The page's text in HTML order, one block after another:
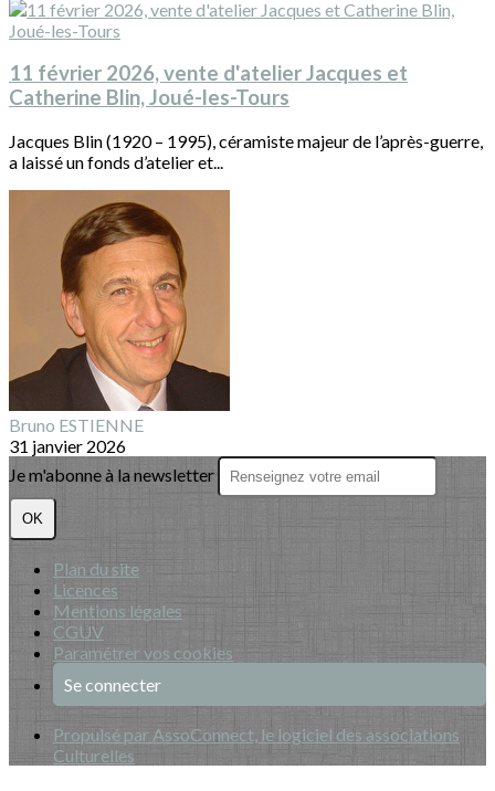
11 février 2026, vente d'atelier Jacques et
Catherine Blin, Joué-les-Tours
Jacques Blin (1920 – 1995), céramiste majeur de l’après-guerre,
a laissé un fonds d’atelier et...
Bruno ESTIENNE
31 janvier 2026
Je m'abonne à la newsletter
OK
Plan du site
Licences
Mentions légales
CGUV
Paramétrer vos cookies
Se connecter
Propulsé par AssoConnect, le logiciel des associations
Culturelles